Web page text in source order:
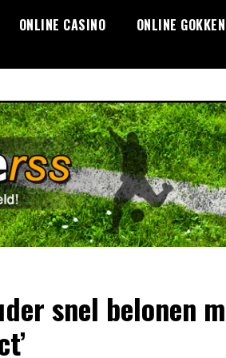
ONLINE CASINO
ONLINE
snel belonen